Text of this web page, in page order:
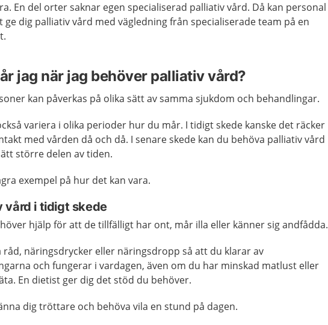
En del orter saknar egen specialiserad palliativ vård. Då kan personal
ge dig palliativ vård med vägledning från specialiserade team på en
jag när jag behöver palliativ vård?
kan påverkas på olika sätt av samma sjukdom och behandlingar.
variera i olika perioder hur du mår. I tidigt skede kanske det räcker
med vården då och då. I senare skede kan du behöva palliativ vård
större delen av tiden.
exempel på hur det kan vara.
vård i tidigt skede
hjälp för att de tillfälligt har ont, mår illa eller känner sig andfådda.
råd, näringsdrycker eller näringsdropp så att du klarar av
och fungerar i vardagen, även om du har minskad matlust eller
En dietist ger dig det stöd du behöver.
dig tröttare och behöva vila en stund på dagen.